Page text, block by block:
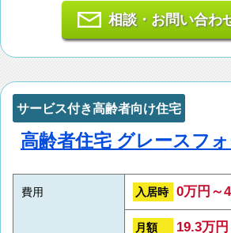
相談・お問い合わ
サービス付き高齢者向け住宅
高齢者住宅 グレースフ
費用 入居時 0万円～
月額 19.3万円